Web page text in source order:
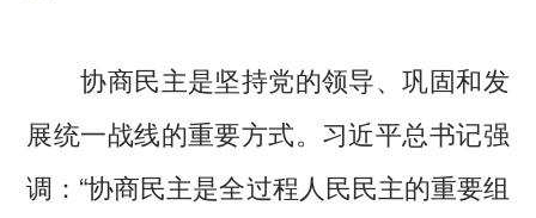
协商民主是坚持党的领导、巩固和发
展统一战线的重要方式。 习近平总书记强
调：“协商民主是全过程人民民主的重要组